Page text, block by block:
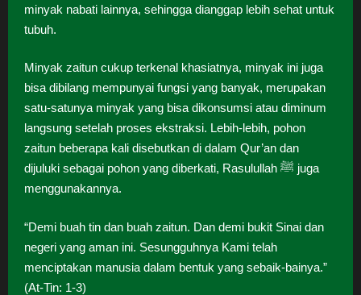
minyak nabati lainnya, sehingga dianggap lebih sehat untuk
tubuh.
Minyak zaitun cukup terkenal khasiatnya, minyak ini juga
bisa dibilang mempunyai fungsi yang banyak, merupakan
satu-satunya minyak yang bisa dikonsumsi atau diminum
langsung setelah proses ekstraksi. Lebih-lebih, pohon
zaitun beberapa kali disebutkan di dalam Qur’an dan
dijuluki sebagai pohon yang diberkati, Rasulullah ﷺ juga
menggunakannya.
“Demi buah tin dan buah zaitun. Dan demi bukit Sinai dan
negeri yang aman ini. Sesungguhnya Kami telah
menciptakan manusia dalam bentuk yang sebaik-bainya.”
(At-Tin: 1-3)